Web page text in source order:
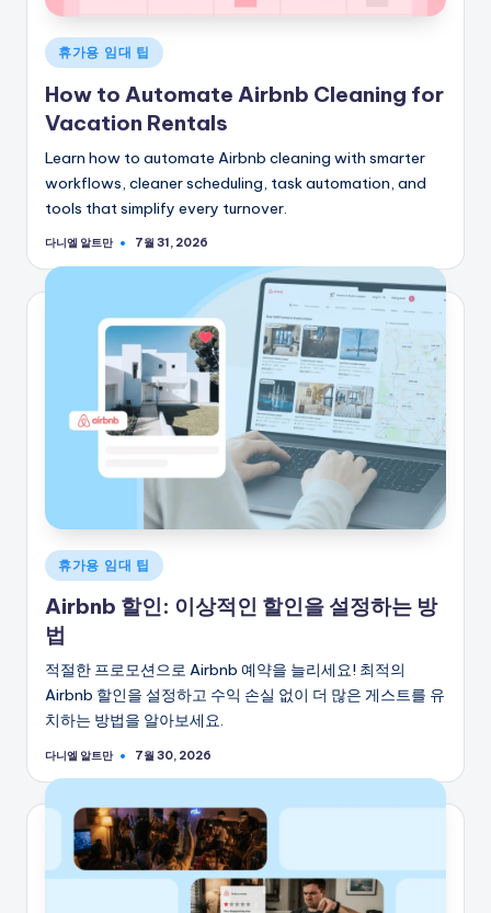
게
시
됨
휴가용 임대 팁
How to Automate Airbnb Cleaning for
Vacation Rentals
Learn how to automate Airbnb cleaning with smarter
workflows, cleaner scheduling, task automation, and
tools that simplify every turnover.
게
자
다니엘 알트만 7월 31, 2026
게
시
됨
휴가용 임대 팁
Airbnb 할인: 이상적인 할인을 설정하는 방
법
적절한 프로모션으로 Airbnb 예약을 늘리세요! 최적의
Airbnb 할인을 설정하고 수익 손실 없이 더 많은 게스트를 유
치하는 방법을 알아보세요.
게
자
다니엘 알트만 7월 30, 2026